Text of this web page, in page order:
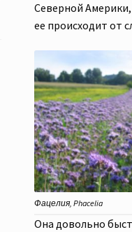
Северной Америки,
ее происходит от
Фацелия, Phacelia
Она довольно